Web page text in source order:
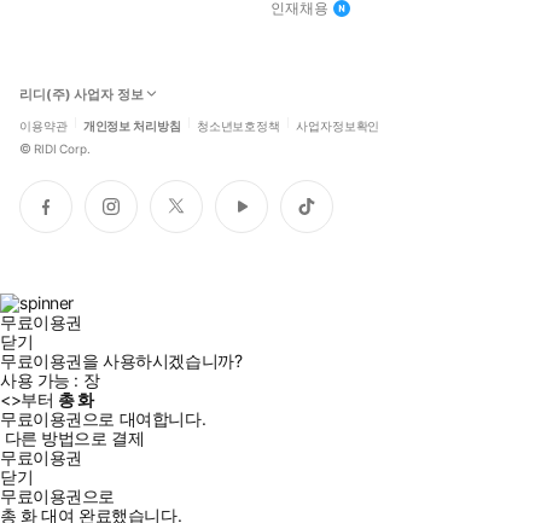
인재채용
리디(주) 사업자 정보
이용약관 개인정보 처리방침 청소년보호정책 사업자정보확인
© RIDI Corp.
페
이
인
스
트
위
유
튜
틱
톡
무료이용권
닫기
무료이용권을 사용하시겠습니까?
사용 가능 : 장
<>부터 총화
무료이용권으로 대여합니다.
다른 방법으로 결제
무료이용권
닫기
무료이용권으로
총 화대여 완료했습니다.